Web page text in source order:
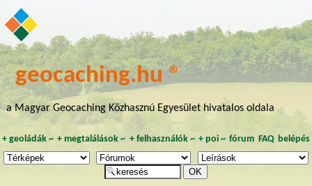
geocaching.hu ®
a Magyar Geocaching Közhasznú Egyesület hivatalos oldala
+ geoládák~ +megtalálások ~ + felhasználók~ + poi~ fórum FAQ belépés